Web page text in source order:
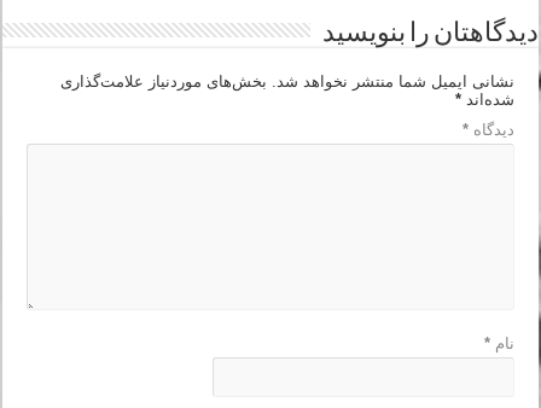
دیدگاهتان را بنویسید
نشانی ایمیل شما منتشر نخواهد شد. بخش‌های موردنیاز علامت‌گذاری
شده‌اند*
دیدگاه*
نام*